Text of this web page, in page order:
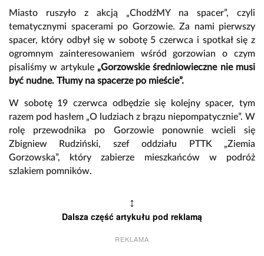
Miasto ruszyło z akcją „ChodźMY na spacer”, czyli
tematycznymi spacerami po Gorzowie. Za nami pierwszy
spacer, który odbył się w sobotę 5 czerwca i spotkał się z
ogromnym zainteresowaniem wśród gorzowian o czym
pisaliśmy w artykule„Gorzowskie średniowieczne nie musi
być nudne. Tłumy na spacerze po mieście”.
W sobotę 19 czerwca odbędzie się kolejny spacer, tym
razem pod hasłem „O ludziach z brązu niepompatycznie”. W
rolę przewodnika po Gorzowie ponownie wcieli się
Zbigniew Rudziński, szef oddziału PTTK „Ziemia
Gorzowska”, który zabierze mieszkańców w podróż
szlakiem pomników.
↕
Dalsza część artykułu pod reklamą
REKLAMA